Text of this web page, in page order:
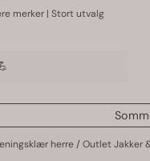
merker | Stort utvalg
herre/ Outlet Jakker